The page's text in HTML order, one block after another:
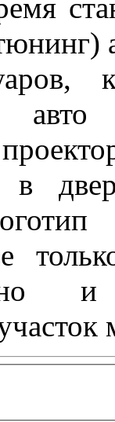
в
и